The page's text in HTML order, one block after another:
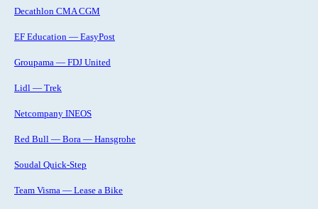
Decathlon CMA CGM
EF Education — EasyPost
Groupama — FDJ United
Lidl — Trek
Netcompany INEOS
Red Bull — Bora — Hansgrohe
Soudal Quick-Step
Team Visma — Lease a Bike